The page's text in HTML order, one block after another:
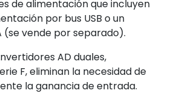
de alimentación que incluyen
por bus USB o un
(se vende por separado).
AD duales,
F, eliminan la necesidad de
la ganancia de entrada.